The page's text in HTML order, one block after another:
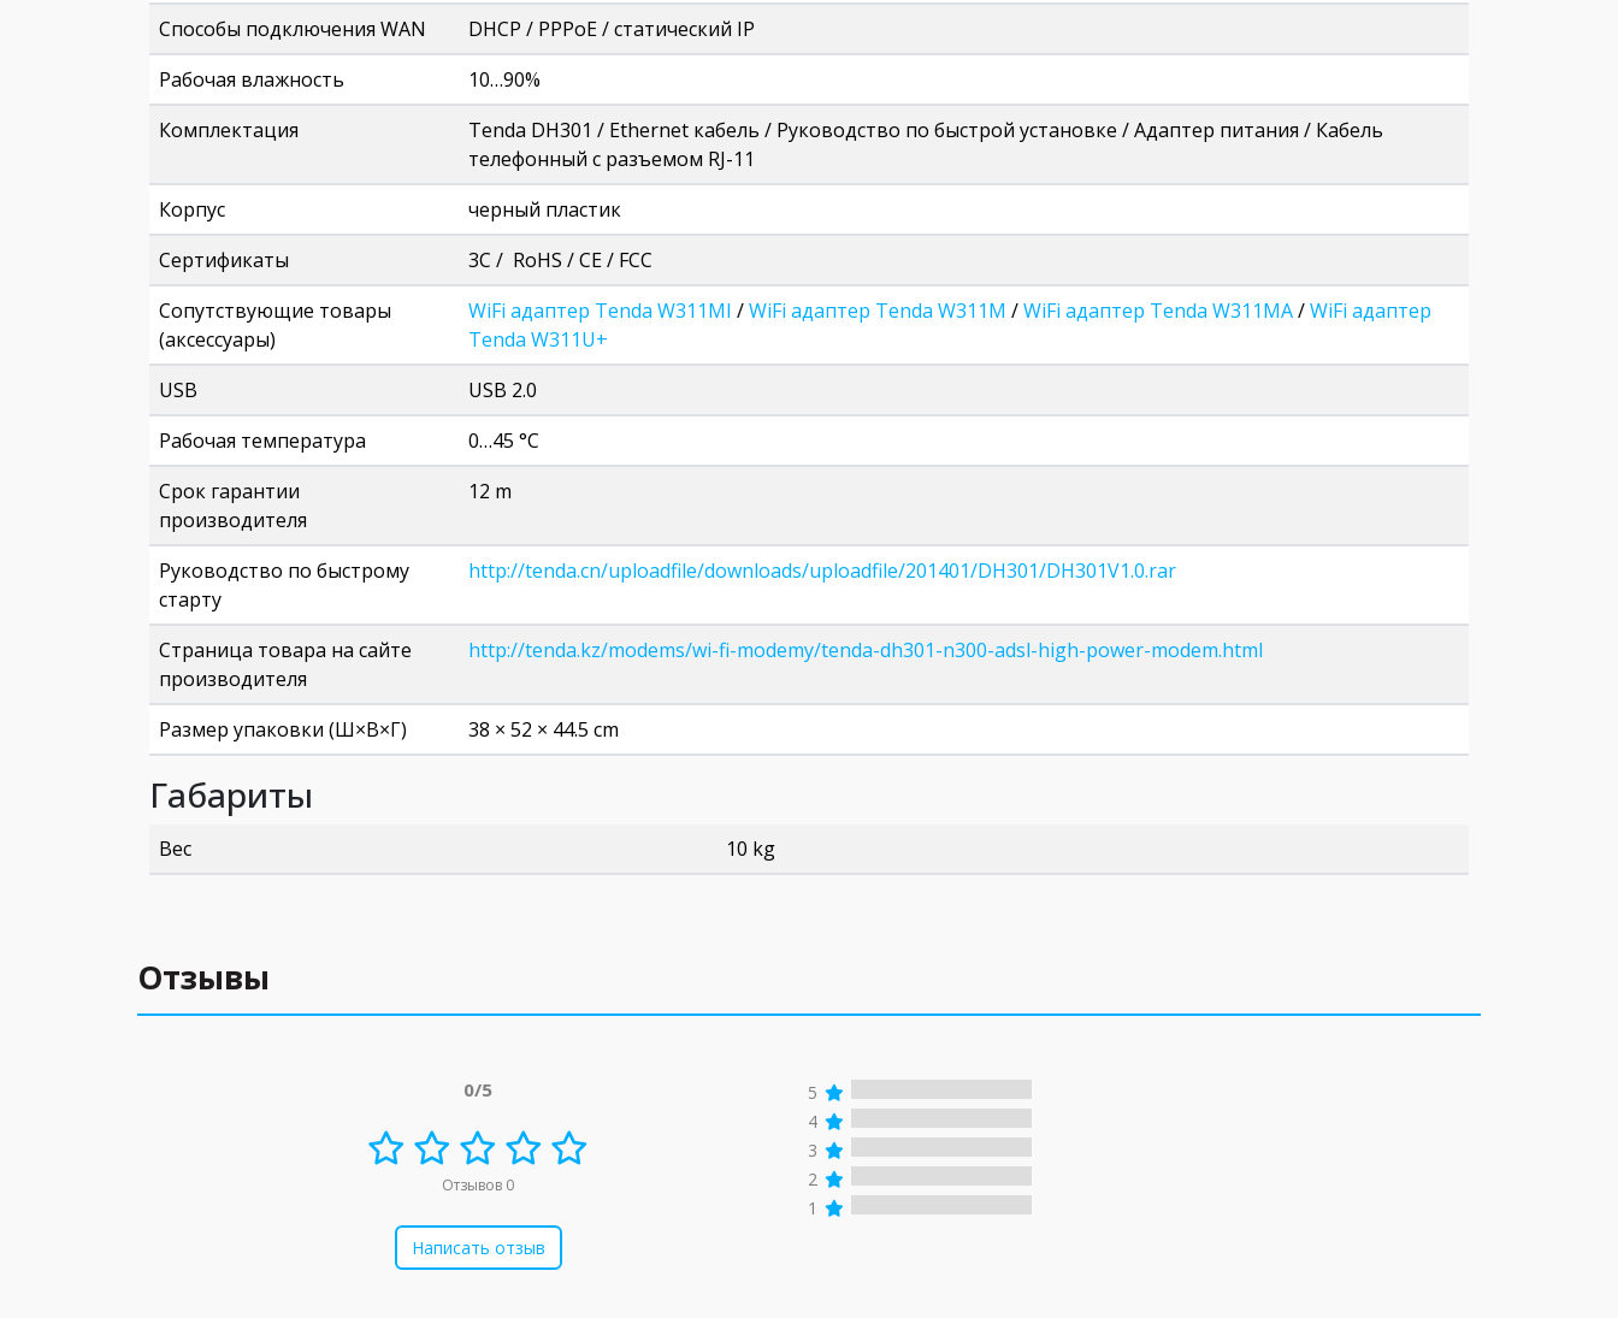
Способы подключения WAN
DHCP / PPPoE / статический IP
Рабочая влажность
10…90%
Комплектация
Tenda DH301 / Ethernet кабель / Руководство по быстрой установке / Адаптер питания / Кабель
телефонный с разъемом RJ-11
Корпус
черный пластик
Сертификаты
3C / RoHS / CE / FCC
Сопутствующие товары
(аксессуары)
WiFi адаптер Tenda W311MI /WiFi адаптер Tenda W311M /WiFi адаптер Tenda W311MA/WiFi адаптер
Tenda W311U+
USB
USB 2.0
Рабочая температура
0…45 °C
Срок гарантии
производителя
12 m
Руководство по быстрому
старту
http://tenda.cn/uploadfile/downloads/uploadfile/201401/DH301/DH301V1.0.rar
Страница товара на сайте
производителя
http://tenda.kz/modems/wi-fi-modemy/tenda-dh301-n300-adsl-high-power-modem.html
Размер упаковки (Ш×В×Г) 38 × 52 × 44.5 cm
Габариты
Вес 10 kg
Отзывы
0/5
Отзывов 0
Написать отзыв
5
4
3
2
1